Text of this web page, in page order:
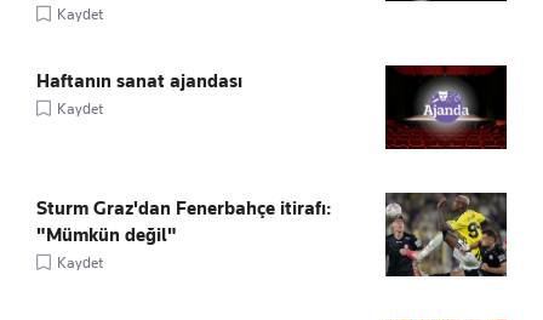
Kaydet
Haftanın sanat ajandası
Kaydet
Sturm Graz'dan Fenerbahçe itirafı:
"Mümkün değil"
Kaydet